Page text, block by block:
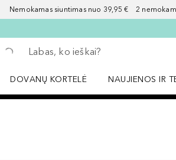
Nemokamas siuntimas nuo 39,95 € 2
Grįžk atgal
Vykdykite paiešką
DOVANŲ KORTELĖ
NAUJIENOS IR